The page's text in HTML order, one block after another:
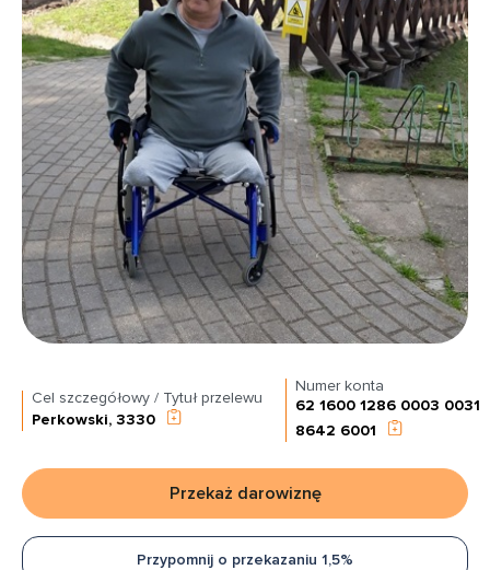
Cel szczegółowy / Tytuł przelewu
Perkowski, 3330
Numer konta
62 1600 1286 0003 0031
8642 6001
Przekaż darowiznę
Przypomnij o przekazaniu 1,5%